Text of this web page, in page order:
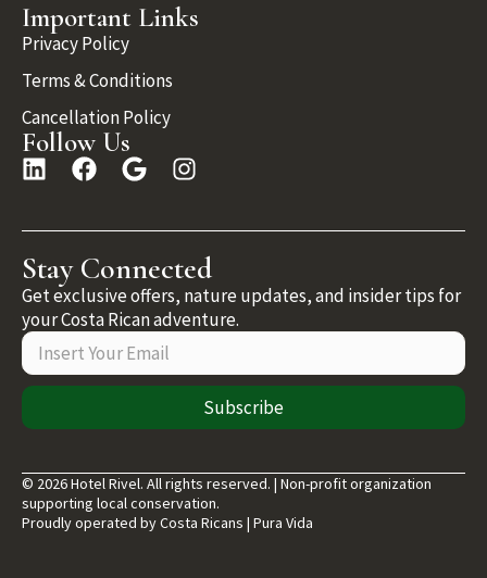
Important Links
Privacy Policy
Terms & Conditions
Cancellation Policy
Follow Us
Stay Connected
Get exclusive offers, nature updates, and insider tips for
your Costa Rican adventure.
Subscribe
© 2026 Hotel Rivel. All rights reserved. | Non-profit organization
supporting local conservation.
Proudly operated by Costa Ricans | Pura Vida